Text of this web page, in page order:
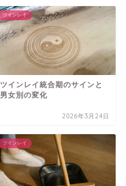
ツインレイ
ツインレイ統合期のサインと
男女別の変化
2026年3月24日
ツインレイ